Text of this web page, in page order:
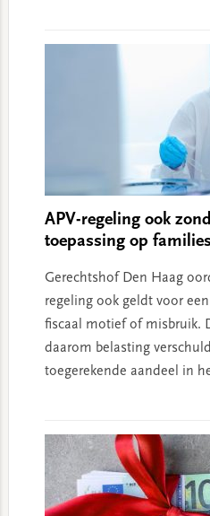
APV-regeling ook
toepassing op
Gerechtshof Den Haag
regeling ook geldt voor
fiscaal motief of misbruik.
daarom belasting
toegerekende aandeel in